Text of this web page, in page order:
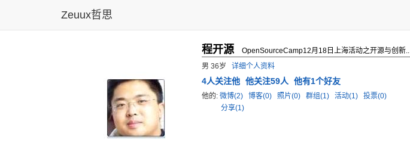
Zeuux哲思
程开源 OpenSourceCamp12月18日上海活动之开源与创新..
男 36岁 详细个人资料
4人关注他 他关注59人 他有1个好友
他的: 微博(2) 博客(0) 照片(0) 群组(1) 活动(1)
投票(0)
分享(1)